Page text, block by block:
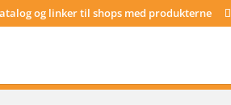
og linker til shops med produkterne